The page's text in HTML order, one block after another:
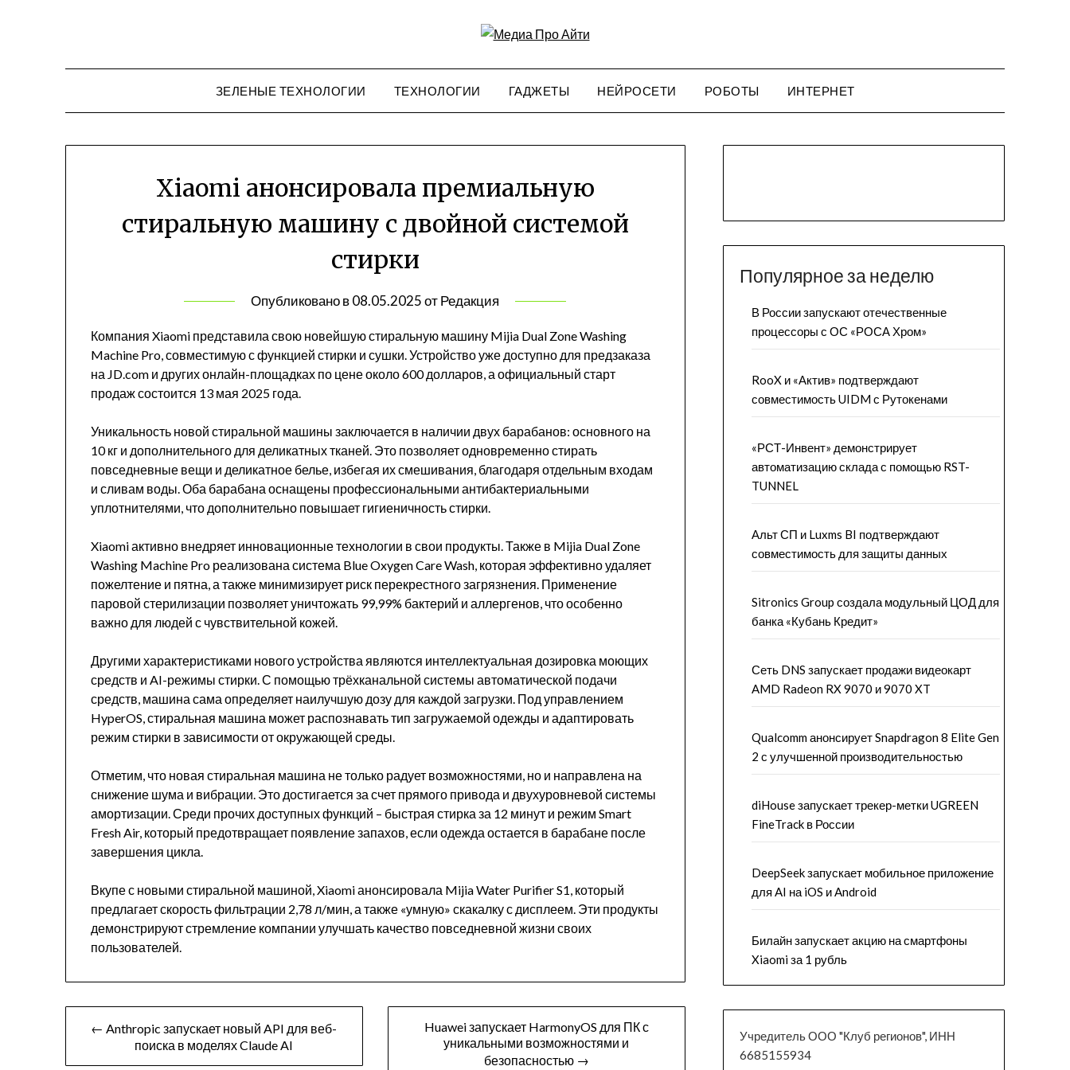
ЗЕЛЕНЫЕ ТЕХНОЛОГИИ ТЕХНОЛОГИИ ГАДЖЕТЫ НЕЙРОСЕТИ РОБОТЫ ИНТЕРНЕТ
Xiaomi анонсировала премиальную
стиральную машину с двойной системой
стирки
Опубликовано в08.05.2025отРедакция
Компания Xiaomi представила свою новейшую стиральную машину Mijia Dual Zone Washing
Machine Pro, совместимую с функцией стирки и сушки. Устройство уже доступно для предзаказа
на JD.com и других онлайн-площадках по цене около 600 долларов, а официальный старт
продаж состоится 13 мая 2025 года.
Уникальность новой стиральной машины заключается в наличии двух барабанов: основного на
10 кг и дополнительного для деликатных тканей. Это позволяет одновременно стирать
повседневные вещи и деликатное белье, избегая их смешивания, благодаря отдельным входам
и сливам воды. Оба барабана оснащены профессиональными антибактериальными
уплотнителями, что дополнительно повышает гигиеничность стирки.
Xiaomi активно внедряет инновационные технологии в свои продукты. Также в Mijia Dual Zone
Washing Machine Pro реализована система Blue Oxygen Care Wash, которая эффективно удаляет
пожелтение и пятна, а также минимизирует риск перекрестного загрязнения. Применение
паровой стерилизации позволяет уничтожать 99,99% бактерий и аллергенов, что особенно
важно для людей с чувствительной кожей.
Другими характеристиками нового устройства являются интеллектуальная дозировка моющих
средств и AI-режимы стирки. С помощью трёхканальной системы автоматической подачи
средств, машина сама определяет наилучшую дозу для каждой загрузки. Под управлением
HyperOS, стиральная машина может распознавать тип загружаемой одежды и адаптировать
режим стирки в зависимости от окружающей среды.
Отметим, что новая стиральная машина не только радует возможностями, но и направлена на
снижение шума и вибрации. Это достигается за счет прямого привода и двухуровневой системы
амортизации. Среди прочих доступных функций – быстрая стирка за 12 минут и режим Smart
Fresh Air, который предотвращает появление запахов, если одежда остается в барабане после
завершения цикла.
Вкупе с новыми стиральной машиной, Xiaomi анонсировала Mijia Water Purifier S1, который
предлагает скорость фильтрации 2,78 л/мин, а также «умную» скакалку с дисплеем. Эти продукты
демонстрируют стремление компании улучшать качество повседневной жизни своих
пользователей.
Навигация
← Anthropic запускает новый API для веб-
поиска в моделях Claude AI
Huawei запускает HarmonyOS для ПК с
уникальными возможностями и
безопасностью →
Популярное за неделю
В России запускают отечественные
процессоры с ОС «РОСА Хром»
RooX и «Актив» подтверждают
совместимость UIDM с Рутокенами
«РСТ-Инвент» демонстрирует
автоматизацию склада с помощью RST-
TUNNEL
Альт СП и Luxms BI подтверждают
совместимость для защиты данных
Sitronics Group создала модульный ЦОД для
банка «Кубань Кредит»
Сеть DNS запускает продажи видеокарт
AMD Radeon RX 9070 и 9070 XT
Qualcomm анонсирует Snapdragon 8 Elite Gen
2 с улучшенной производительностью
diHouse запускает трекер-метки UGREEN
FineTrack в России
DeepSeek запускает мобильное приложение
для AI на iOS и Android
Билайн запускает акцию на смартфоны
Xiaomi за 1 рубль
Учредитель ООО "Клуб регионов", ИНН
6685155934